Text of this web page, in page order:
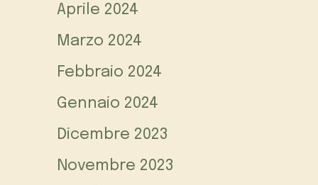
Aprile 2024
Marzo 2024
Febbraio 2024
Gennaio 2024
Dicembre 2023
Novembre 2023